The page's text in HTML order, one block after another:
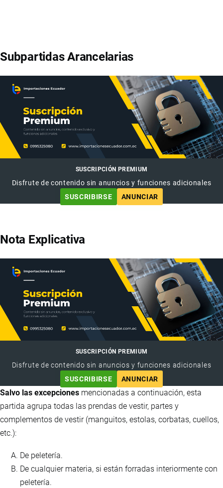
Subpartidas Arancelarias
SUSCRIPCIÓN PREMIUM
Disfrute de contenido sin anuncios y funciones adicionales
SUSCRIBIRSE
ANUNCIAR
Nota Explicativa
SUSCRIPCIÓN PREMIUM
Disfrute de contenido sin anuncios y funciones adicionales
SUSCRIBIRSE
ANUNCIAR
Salvo las excepciones mencionadas a continuación, esta
partida agrupa todas las prendas de vestir, partes y
complementos de vestir (manguitos, estolas, corbatas, cuellos,
etc.):
De peletería.
De cualquier materia, si están forradas interiormente con
peletería.